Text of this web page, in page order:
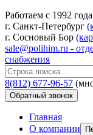
Работаем с 1992 года
г. Санкт-Петербург
г. Сосновый Бор
sale@polihim.ru -
снабжения
8(812) 677-96-57
Обратный звонок
Главная
О компании